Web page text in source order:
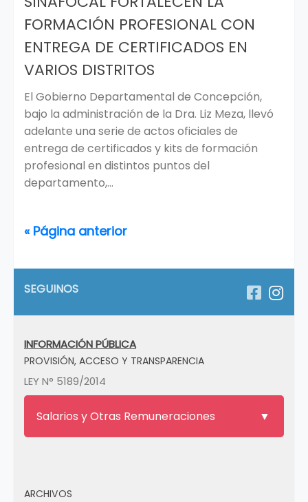
FORMACIÓN PROFESIONAL CON
ENTREGA DE CERTIFICADOS EN
VARIOS DISTRITOS
El Gobierno Departamental de Concepción,
bajo la administración de la Dra. Liz Meza, llevó
adelante una serie de actos oficiales de
entrega de certificados y kits de formación
profesional en distintos puntos del
departamento,...
« Página anterior
SEGUINOS
INFORMACIÓN PÚBLICA
PROVISIÓN, ACCESO Y TRANSPARENCIA
LEY N° 5189/2014
Salarios y Otras Remuneraciones
ARCHIVOS